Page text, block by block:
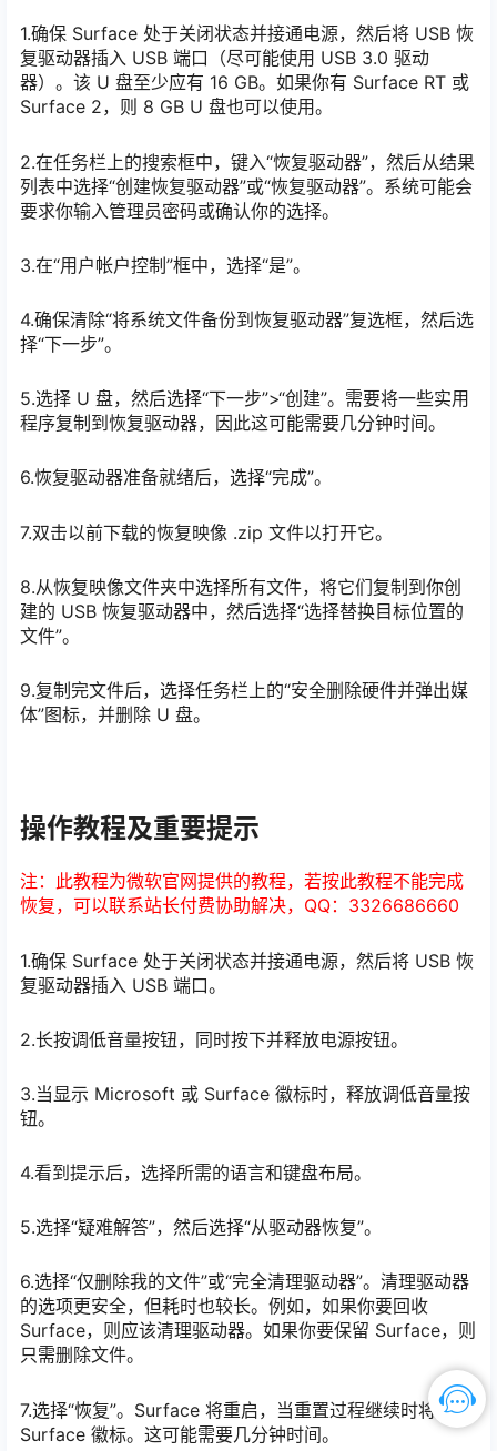
1.确保 Surface 处于关闭状态并接通电源，然后将 USB 恢
复驱动器插入 USB 端口（尽可能使用 USB 3.0 驱动
器）。该 U 盘至少应有 16 GB。如果你有 Surface RT 或
Surface 2，则 8 GB U 盘也可以使用。
2.在任务栏上的搜索框中，键入“恢复驱动器”，然后从结果
列表中选择“创建恢复驱动器”或“恢复驱动器”。系统可能会
要求你输入管理员密码或确认你的选择。
3.在“用户帐户控制”框中，选择“是”。
4.确保清除“将系统文件备份到恢复驱动器”复选框，然后选
择“下一步”。
5.选择 U 盘，然后选择“下一步”>“创建”。需要将一些实用
程序复制到恢复驱动器，因此这可能需要几分钟时间。
6.恢复驱动器准备就绪后，选择“完成”。
7.双击以前下载的恢复映像 .zip 文件以打开它。
8.从恢复映像文件夹中选择所有文件，将它们复制到你创
建的 USB 恢复驱动器中，然后选择“选择替换目标位置的
文件”。
9.复制完文件后，选择任务栏上的“安全删除硬件并弹出媒
体”图标，并删除 U 盘。
操作教程及重要提示
注：此教程为微软官网提供的教程，若按此教程不能完成
恢复，可以联系站长付费协助解决，QQ：3326686660
1.确保 Surface 处于关闭状态并接通电源，然后将 USB 恢
复驱动器插入 USB 端口。
2.长按调低音量按钮，同时按下并释放电源按钮。
3.当显示 Microsoft 或 Surface 徽标时，释放调低音量按
钮。
4.看到提示后，选择所需的语言和键盘布局。
5.选择“疑难解答”，然后选择“从驱动器恢复”。
6.选择“仅删除我的文件”或“完全清理驱动器”。清理驱动器
的选项更安全，但耗时也较长。例如，如果你要回收
Surface，则应该清理驱动器。如果你要保留 Surface，则
只需删除文件。
7.选择“恢复”。Surface 将重启，当重置过程继续时将显示
Surface 徽标。这可能需要几分钟时间。